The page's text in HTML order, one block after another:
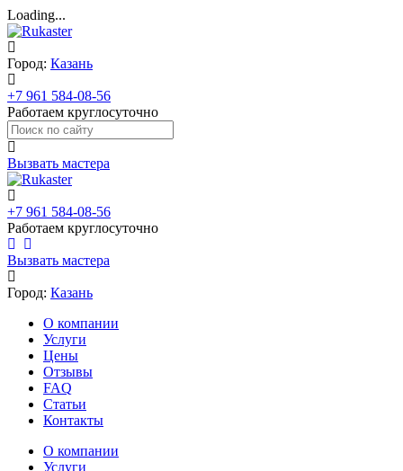
Loading...
Город: Казань
+7 961 584-08-56
Работаем круглосуточно
Вызвать мастера
+7 961 584-08-56
Работаем круглосуточно
Вызвать мастера
Город: Казань
О компании
Услуги
Цены
Отзывы
FAQ
Статьи
Контакты
О компании
Услуги